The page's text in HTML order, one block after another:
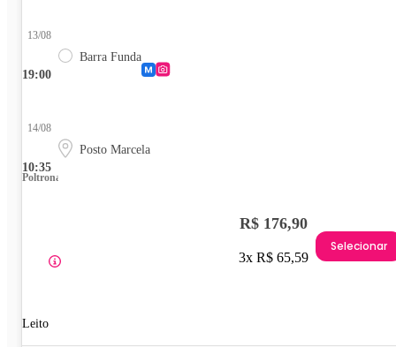
19:00
13/08
Barra Funda
10:35
14/08
Posto Marcela
Poltrona
Leito
R$ 176,90
3x R$ 65,59
Selecionar